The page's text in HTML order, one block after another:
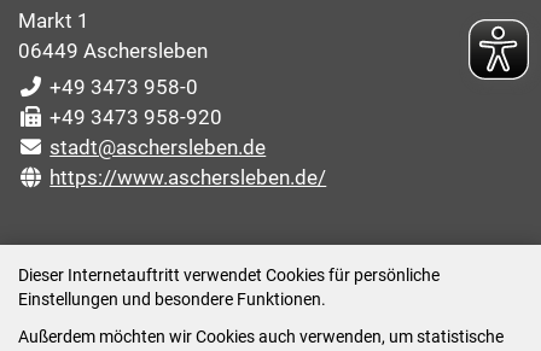
Dieser Internetauftritt verwendet Cookies für persönliche
Einstellungen und besondere Funktionen.
Außerdem möchten wir Cookies auch verwenden, um statistische
Markt 1
06449 Aschersleben
+49 3473 958-0
+49 3473 958-920
stadt@aschersleben.de
https://www.aschersleben.de/
Montag: 09:00-12:00 /14:00-15:00 Uhr
Dienstag: 09:00-12:00 /14:00-16:00 Uhr